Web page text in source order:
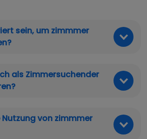
sein, um zimmmer
als Zimmersuchender
von zimmmer